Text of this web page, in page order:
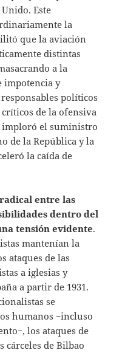
Este
la
que la aviación
distintas
a la
impotencia y
políticos
críticos de la ofensiva
imploró el suministro
de la República y la
la caída de
entre las
dentro del
tensión evidente.
mantenían la
ataques de las
a iglesias y
a partir de 1931.
se
humanos −incluso
los ataques de
cárceles de Bilbao